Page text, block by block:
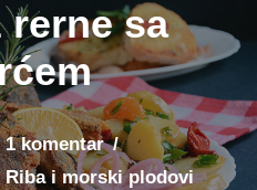
rerne sa
1 komentar
Riba i morski plodovi